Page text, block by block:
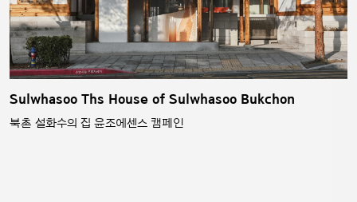
Sulwhasoo Ths House of Sulwhasoo Bukchon
북촌 설화수의 집 윤조에센스 캠페인